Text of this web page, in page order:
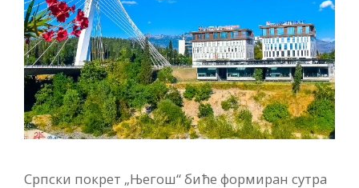
Српски покрет „Његош“ биће формиран сутра